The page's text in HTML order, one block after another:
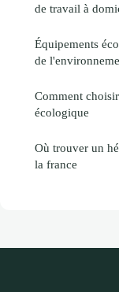
de travail à
Équipements
de
Comment
écologique
Où trouver un
la france